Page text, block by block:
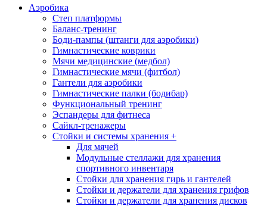
Аэробика
Степ платформы
Баланс-тренинг
Боди-пампы (штанги для аэробики)
Гимнастические коврики
Мячи медицинские (медбол)
Гимнастические мячи (фитбол)
Гантели для аэробики
Гимнастические палки (бодибар)
Функциональный тренинг
Эспандеры для фитнеса
Сайкл-тренажеры
Стойки и системы хранения +
Для мячей
Модульные стеллажи для хранения
спортивного инвентаря
Стойки для хранения гирь и гантелей
Стойки и держатели для хранения грифов
Стойки и держатели для хранения дисков